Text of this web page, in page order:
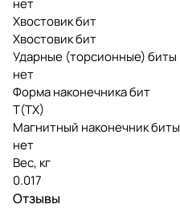
нет
Хвостовик бит
Хвостовик бит
Ударные (торсионные) биты
нет
Форма наконечника бит
T(TX)
Магнитный наконечник биты
нет
Вес, кг
0.017
Отзывы